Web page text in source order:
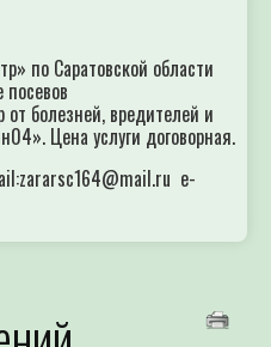
по Саратовской области
посевов
от болезней, вредителей и
Цена услуги договорная.
e-